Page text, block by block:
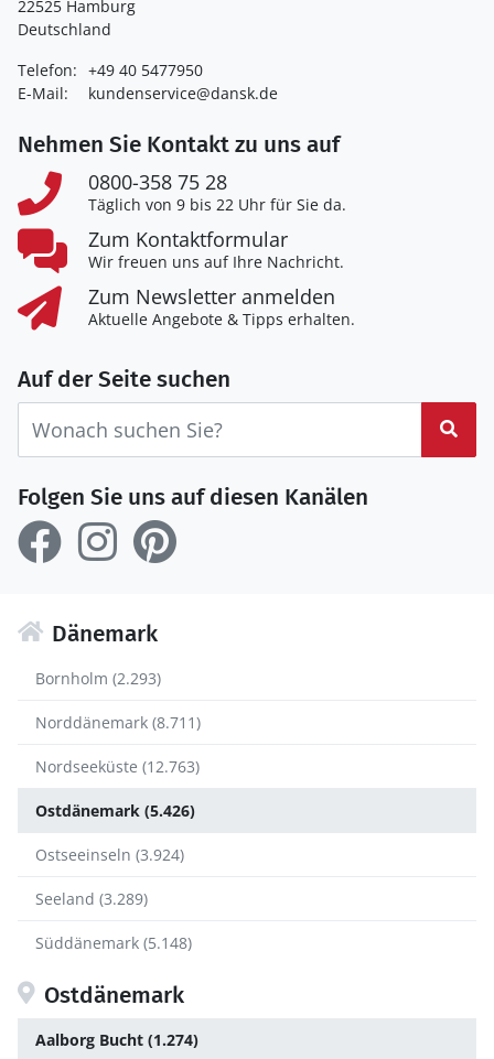
22525 Hamburg
Deutschland
Telefon: +49 40 5477950
E-Mail:
kundenservice@dansk.de
Nehmen Sie Kontakt zu uns auf
0800-358 75 28
Täglich von 9 bis 22 Uhr für Sie da.
Zum Kontaktformular
Wir freuen uns auf Ihre Nachricht.
Zum Newsletter anmelden
Aktuelle Angebote & Tipps erhalten.
Auf der Seite suchen
Folgen Sie uns auf diesen Kanälen
Dänemark
Bornholm (2.293)
Norddänemark (8.711)
Nordseeküste (12.763)
Ostdänemark (5.426)
Ostseeinseln (3.924)
Seeland (3.289)
Süddänemark (5.148)
Ostdänemark
Aalborg Bucht (1.274)